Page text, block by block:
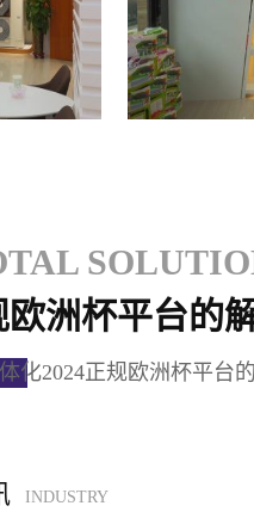
欧洲杯平台的
化2024正规欧洲杯平台
INDUSTRY